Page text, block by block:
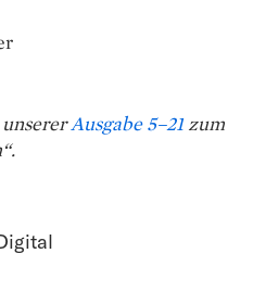
Ausgabe 5–21zum